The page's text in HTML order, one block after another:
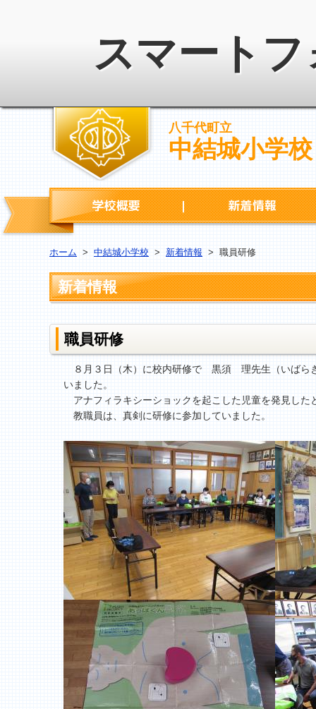
スマート
八千代町立
中結城小学校
学校概要
ホーム > 中結城小学校 > 新着情報 > 職員研修
新着情報
職員研修
８月３日（木）に校内研修で 黒須 理先生（いばら
いました。
アナフィラキシーショックを起こした児童を発見した
教職員は、真剣に研修に参加していました。